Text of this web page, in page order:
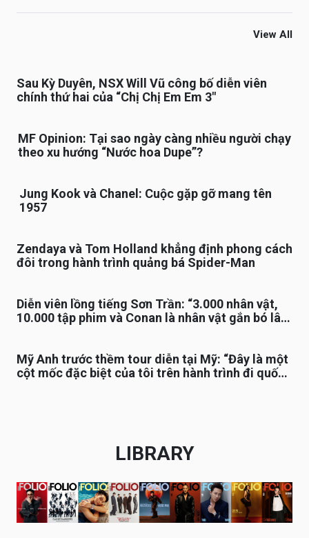
View All
Sau Kỳ Duyên, NSX Will Vũ công bố diễn viên
chính thứ hai của “Chị Chị Em Em 3″
MF Opinion: Tại sao ngày càng nhiều người chạy
theo xu hướng “Nước hoa Dupe”?
Jung Kook và Chanel: Cuộc gặp gỡ mang tên
1957
Zendaya và Tom Holland khẳng định phong cách
đôi trong hành trình quảng bá Spider-Man
Diễn viên lồng tiếng Sơn Trần: “3.000 nhân vật,
10.000 tập phim và Conan là nhân vật gắn bó lâu
Mỹ Anh trước thềm tour diễn tại Mỹ: “Đây là một
cột mốc đặc biệt của tôi trên hành trình đi quốc
LIBRARY